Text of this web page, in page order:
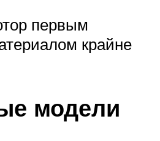
первым
крайне
модели